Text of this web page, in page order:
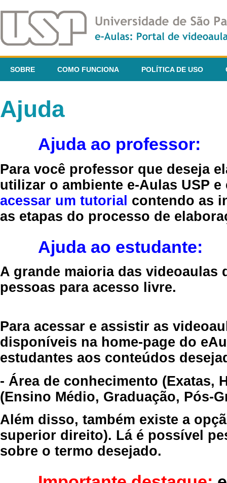
SOBRE COMO FUNCIONA POLÍTICA DE USO
Ajuda
Ajuda ao professor:
Para você professor que deseja
utilizar o ambiente e-Aulas USP
acessar um tutorial contendo as
as etapas do processo de
Ajuda ao estudante:
A grande maioria das videoaulas
pessoas para acesso livre.
Para acessar e assistir as
disponíveis na home-page do
estudantes aos conteúdos
- Área de conhecimento (Exatas,
(Ensino Médio, Graduação, Pós-
Além disso, também existe a
superior direito). Lá é possível
sobre o termo desejado.